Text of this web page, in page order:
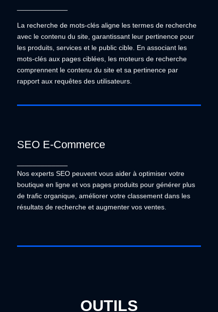
La recherche de mots-clés aligne les termes de recherche
avec le contenu du site, garantissant leur pertinence pour
les produits, services et le public cible. En associant les
mots-clés aux pages ciblées, les moteurs de recherche
comprennent le contenu du site et sa pertinence par
rapport aux requêtes des utilisateurs.
recherche avec le contenu du site, garantissant leur
pertinence pour les produits, services et le public
ciblées, les moteurs de recherche comprennent le
contenu du site et sa pertinence par rapport aux
requêtes des utilisateurs.
SEO E-Commerce
Nos experts SEO peuvent vous aider à optimiser votre
boutique en ligne et vos pages produits pour générer plus
de trafic organique, améliorer votre classement dans les
résultats de recherche et augmenter vos ventes.
SEO E-Commerce
Nos experts SEO peuvent vous aider à optimiser
votre boutique en ligne et vos pages produits pour
générer plus de trafic organique, améliorer votre
classement dans les résultats de recherche et
augmenter vos ventes.
OUTILS